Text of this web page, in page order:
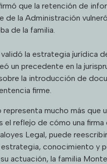
que la retención de
de la Administración
de la familia.
la estrategia jurídica
un precedente en la
la introducción de
firme.
representa mucho más que
el reflejo de cómo una
Legal, puede
conocimiento y
actuación, la familia